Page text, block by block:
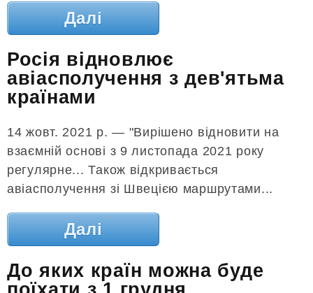
Далі
Росія відновлює
авіасполучення з дев'ятьма
країнами
14 жовт. 2021 р. — "Вирішено відновити на
взаємній основі з 9 листопада 2021 року
регулярне... Також відкривається
авіасполучення зі Швецією маршрутами...
Далі
До яких країн можна буде